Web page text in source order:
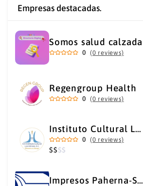
Empresas destacadas.
Somos salud calzada
0 (0 reviews)
Regengroup Health
0 (0 reviews)
Instituto Cultural Los Héroes
0 (0 reviews)
$$$$
Impresos Paherna-Servicios Gráficos Industriales